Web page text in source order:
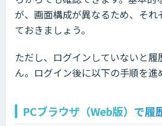
が、画面構成が異なるため、それ
ておきましょう。
ただし、ログインしていないと
ん。ログイン後に以下の手順を進
PCブラウザ（Web版）で履